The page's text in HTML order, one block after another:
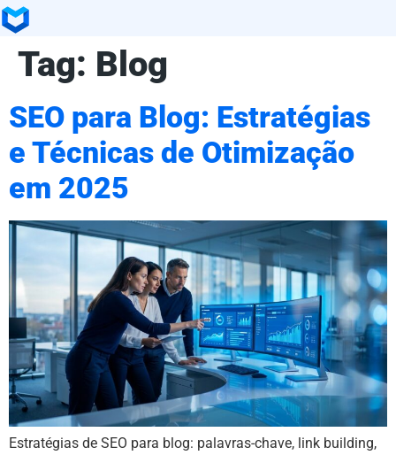
Tag: Blog
SEO para Blog: Estratégias
e Técnicas de Otimização
em 2025
Estratégias de SEO para blog: palavras-chave, link building,